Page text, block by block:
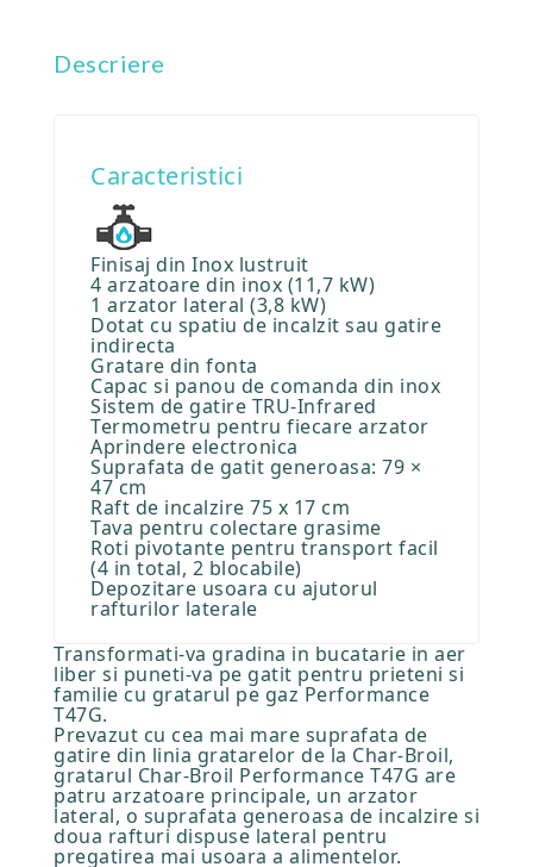
Descriere
Caracteristici
Finisaj din Inox lustruit
4 arzatoare din inox (11,7 kW)
1 arzator lateral (3,8 kW)
Dotat cu spatiu de incalzit sau gatire
indirecta
Gratare din fonta
Capac si panou de comanda din inox
Sistem de gatire TRU-Infrared
Termometru pentru fiecare arzator
Aprindere electronica
Suprafata de gatit generoasa: 79 ×
47 cm
Raft de incalzire 75 x 17 cm
Tava pentru colectare grasime
Roti pivotante pentru transport facil
(4 in total, 2 blocabile)
Depozitare usoara cu ajutorul
rafturilor laterale
Transformati-va gradina in bucatarie in aer
liber si puneti-va pe gatit pentru prieteni si
familie cu gratarul pe gaz Performance
T47G.
Prevazut cu cea mai mare suprafata de
gatire din linia gratarelor de la Char-Broil,
gratarul Char-Broil Performance T47G are
patru arzatoare principale, un arzator
lateral, o suprafata generoasa de incalzire si
doua rafturi dispuse lateral pentru
pregatirea mai usoara a alimentelor.